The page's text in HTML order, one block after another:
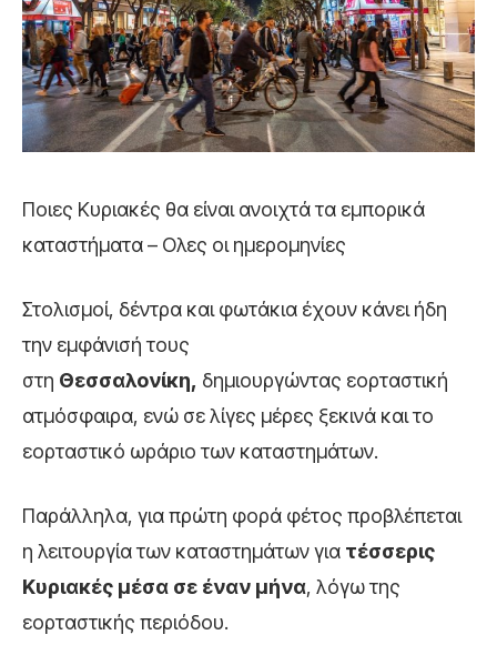
Ποιες Κυριακές θα είναι ανοιχτά τα εμπορικά
καταστήματα – Ολες οι ημερομηνίες
Στολισμοί, δέντρα και φωτάκια έχουν κάνει ήδη
την εμφάνισή τους
στη Θεσσαλονίκη, δημιουργώντας εορταστική
ατμόσφαιρα, ενώ σε λίγες μέρες ξεκινά και το
εορταστικό ωράριο των καταστημάτων.
Παράλληλα, για πρώτη φορά φέτος προβλέπεται
η λειτουργία των καταστημάτων για τέσσερις
Κυριακές μέσα σε έναν μήνα, λόγω της
εορταστικής περιόδου.